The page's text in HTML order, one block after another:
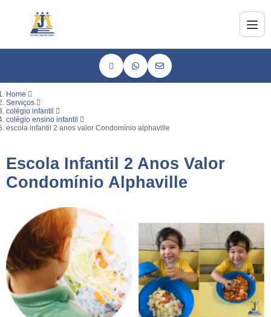
Home
Serviços
colégio infantil
colégio ensino infantil
escola infantil 2 anos valor Condomínio alphaville
Escola Infantil 2 Anos Valor
Condomínio Alphaville